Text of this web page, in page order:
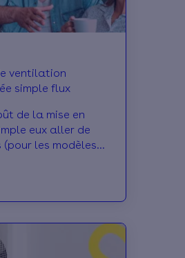
ventilation
simple flux
de la mise en
eux aller de
(pour les modèles
sophistiqués. Nous